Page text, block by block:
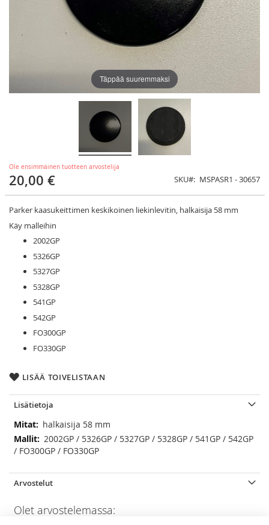
Ole ensimmäinen tuotteen arvostelija
20,00 € SKU MSPASR1 - 30657
Parker kaasukeittimen keskikoinen liekinlevitin, halkaisija 58 mm
Käy malleihin
2002GP
5326GP
5327GP
5328GP
541GP
542GP
FO300GP
FO330GP
LISÄÄ TOIVELISTAAN
Täppää suuremmaksi
Lisätietoja
Lisätietojahalkaisija 58 mm
2002GP / 5326GP / 5327GP / 5328GP / 541GP / 542GP
/ FO300GP / FO330GP
Arvostelut
Olet arvostelemassa: